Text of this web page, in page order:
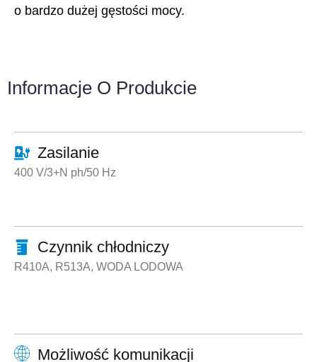
o bardzo dużej gęstości mocy.
Informacje O Produkcie
Zasilanie
400 V/3+N ph/50 Hz
Czynnik chłodniczy
R410A, R513A, WODA LODOWA
Możliwość komunikacji